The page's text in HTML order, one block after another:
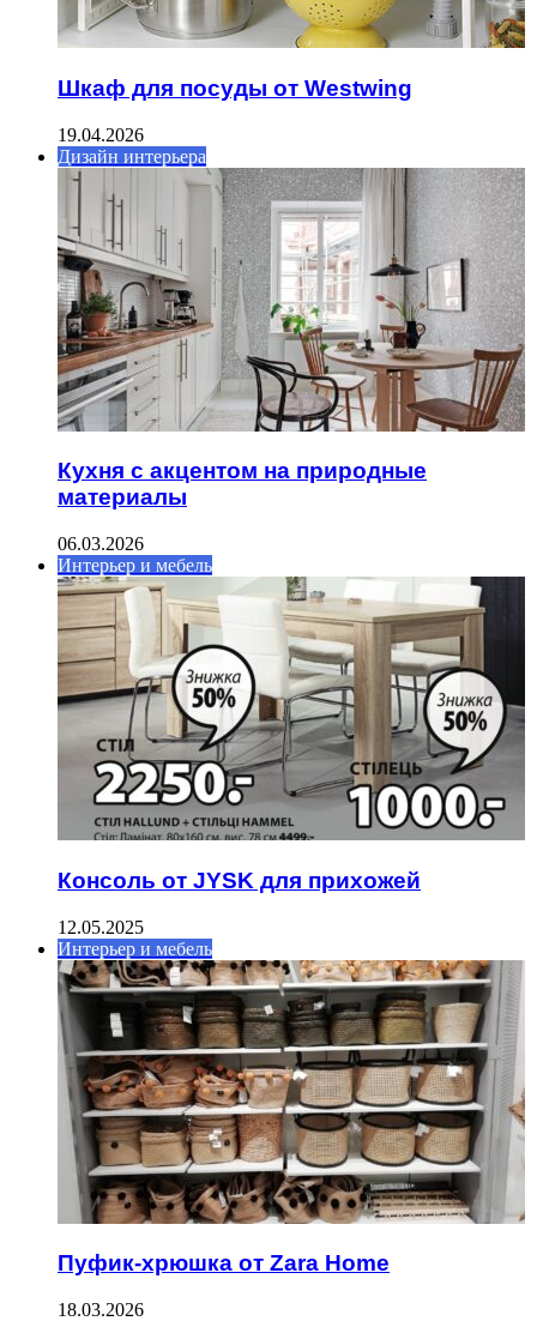
Шкаф для посуды от Westwing
19.04.2026
Дизайн интерьера
Кухня с акцентом на природные
материалы
06.03.2026
Интерьер и мебель
Консоль от JYSK для прихожей
12.05.2025
Интерьер и мебель
Пуфик-хрюшка от Zara Home
18.03.2026